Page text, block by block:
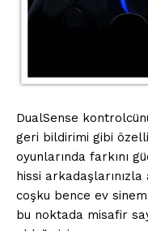
DualSense
geri bildirimi gibi
oyunlarında farkını
hissi
coşku bence ev
bu noktada misafir